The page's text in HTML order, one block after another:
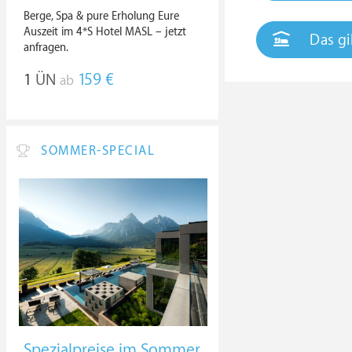
Das
Berge, Spa & pure Erholung Eure
Auszeit im 4*S Hotel MASL – jetzt
anfragen.
1 ÜN ab 159 €
SOMMER-SPECIAL